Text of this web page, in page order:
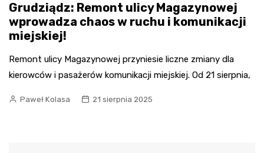
Grudziądz: Remont ulicy Magazynowej
wprowadza chaos w ruchu i komunikacji
miejskiej!
Remont ulicy Magazynowej przyniesie liczne zmiany dla
kierowców i pasażerów komunikacji miejskiej. Od 21 sierpnia,
Paweł Kolasa 21 sierpnia 2025